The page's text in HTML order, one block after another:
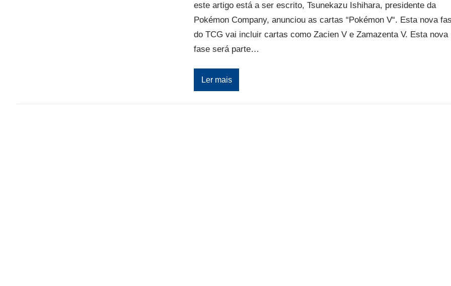
este artigo está a ser escrito, Tsunekazu Ishihara, presidente da
Pokémon Company, anunciou as cartas “Pokémon V“. Esta nova
do TCG vai incluir cartas como Zacien V e Zamazenta V. Esta nova
fase será parte…
Ler mais